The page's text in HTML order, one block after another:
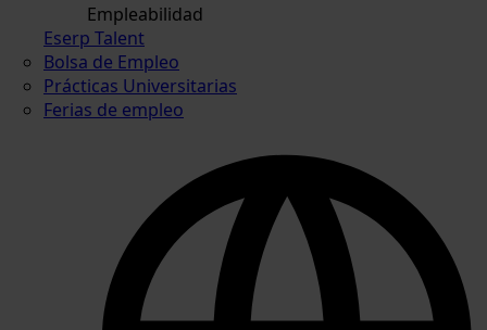
Empleabilidad
Eserp Talent
Bolsa de Empleo
Prácticas Universitarias
Ferias de empleo